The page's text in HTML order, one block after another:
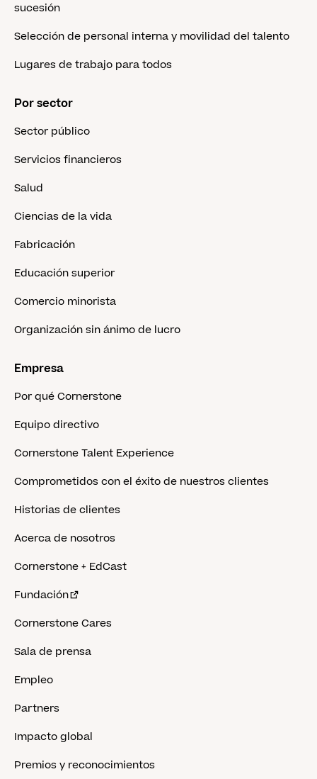
sucesión
Selección de personal interna y movilidad del talento
Lugares de trabajo para todos
Por sector
Sector público
Servicios financieros
Salud
Ciencias de la vida
Fabricación
Educación superior
Comercio minorista
Organización sin ánimo de lucro
Empresa
Por qué Cornerstone
Equipo directivo
Cornerstone Talent Experience
Comprometidos con el éxito de nuestros clientes
Historias de clientes
Acerca de nosotros
Cornerstone + EdCast
Fundación
Cornerstone Cares
Sala de prensa
Empleo
Partners
Impacto global
Premios y reconocimientos